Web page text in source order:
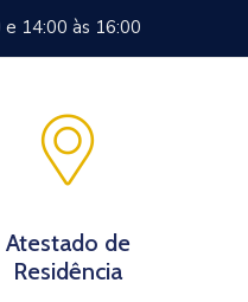
14:00 às 16:00
Atestado de
Residência